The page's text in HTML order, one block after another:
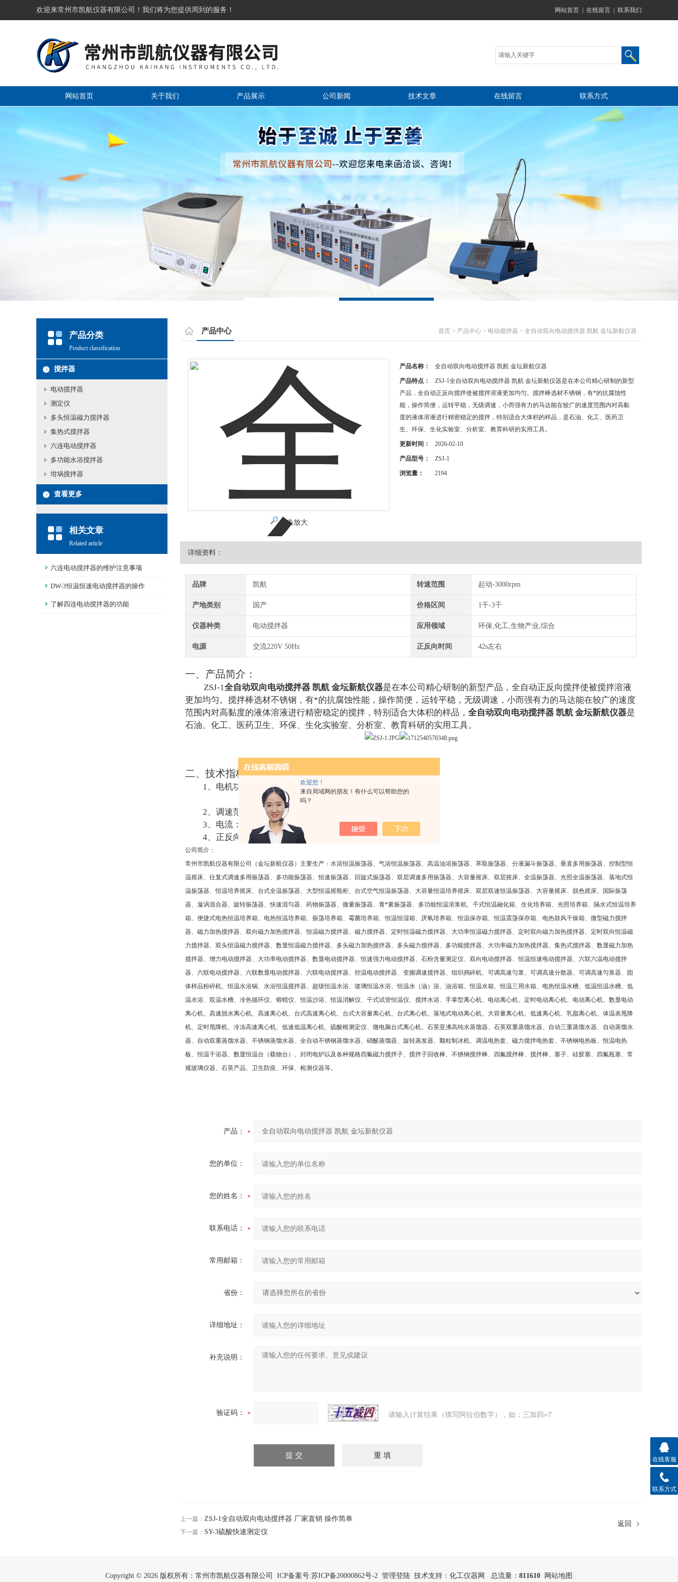
欢迎您！
来自局域网的朋友！有什么可以帮助您的
吗？
欢迎来常州市凯航仪器有限公司！我们将为您提供周到的服务！ 网站首页 在线留言 联系我们
网站首页 关于我们 产品展示 公司新闻 技术文章 在线留言 联系方式
产品中心 首页 > 产品中心 > 电动搅拌器 > 全自动双向电动搅拌器 凯航 金坛新航仪器
点击放大
产品名称： 全自动双向电动搅拌器 凯航 金坛新航仪器
产品特点：
ZSJ-1全自动双向电动搅拌器 凯航 金坛新航仪器是在本公司精心研制的新型
产品，全自动正反向搅拌使被搅拌溶液更加均匀。搅拌棒选材不锈钢，有*的抗腐蚀性
能，操作简便，运转平稳，无级调速，小而强有力的马达能在较广的速度范围内对高黏
度的液体溶液进行精密稳定的搅拌，特别适合大体积的样品，是石油、化工、医药卫
生、环保、生化实验室、分析室、教育科研的实用工具。
更新时间： 2026-02-10
产品型号： ZSJ-1
浏览量： 2194
详细资料：
品牌 凯航 转速范围 起动-3000rpm
产地类别 国产 价格区间 1千-3千
仪器种类 电动搅拌器 应用领域 环保,化工,生物产业,综合
电源 交流220V 50Hz 正反向时间 42s左右
一、产品简介：
ZSJ-1全自动双向电动搅拌器 凯航 金坛新航仪器是在本公司精心研制的新型产品，全自动正反向搅拌使被搅拌溶液
更加均匀。搅拌棒选材不锈钢，有*的抗腐蚀性能，操作简便，运转平稳，无级调速，小而强有力的马达能在较广的速度
范围内对高黏度的液体溶液进行精密稳定的搅拌，特别适合大体积的样品， 全自动双向电动搅拌器 凯航 金坛新航仪器是
石油、化工、医药卫生、环保、生化实验室、分析室、教育科研的实用工具。
二、技术指标：
1、电机功率： 25W 40W 60W 100W
160W
200W 300W
2、调速范围：起动-3000r/min
3、电流：交流 220V 50Hz
4、正反向时间： 42s 左右
公司简介：
常州市凯航仪器有限公司（金坛新航仪器）主要生产：水浴恒温振荡器、气浴恒温振荡器、高温油浴振荡器、萃取振荡器、分液漏斗振荡器、垂直多用振荡器、控制型恒
温摇床、往复式调速多用振荡器、多功能振荡器、恒速振荡器、回旋式振荡器、双层调速多用振荡器、大容量摇床、双层摇床、全温振荡器、光照全温振荡器、落地式恒
温振荡器、恒温培养摇床、台式全温振荡器、大型恒温摇瓶柜、台式空气恒温振荡器、大容量恒温培养摇床、双层双速恒温振荡器、大容量摇床、脱色摇床、国际振荡
器、漩涡混合器、旋转振荡器、快速混匀器、药物振荡器、微量振荡器、青*素振荡器、多功能恒温溶浆机、干式恒温融化箱、生化培养箱、光照培养箱、隔水式恒温培养
箱、便捷式电热恒温培养箱、电热恒温培养箱、振荡培养箱、霉菌培养箱、恒温恒湿箱、厌氧培养箱、恒温保存箱、恒温震荡保存箱、电热鼓风干燥箱、微型磁力搅拌
器、磁力加热搅拌器、双向磁力加热搅拌器、恒温磁力搅拌器、磁力搅拌器、定时恒温磁力搅拌器、大功率恒温磁力搅拌器、定时双向磁力加热搅拌器、定时双向恒温磁
力搅拌器、双头恒温磁力搅拌器、数显恒温磁力搅拌器、多头磁力加热搅拌器、多头磁力搅拌器、多功能搅拌器、大功率磁力加热搅拌器、集热式搅拌器、数显磁力加热
搅拌器、增力电动搅拌器、大功率电动搅拌器、数显电动搅拌器、恒速强力电动搅拌器、石粉含量测定仪、双向电动搅拌器、恒温恒速电动搅拌器、六联六温电动搅拌
器、六联电动搅拌器、六联数显电动搅拌器、六联电动搅拌器、控温电动搅拌器、变频调速搅拌器、组织捣碎机、可调高速匀浆、可调高速分散器、可调高速匀浆器、固
体样品粉碎机、恒温水浴锅、水浴恒温搅拌器、超级恒温水浴、玻璃恒温水浴、恒温水（油）浴、油浴箱、恒温水箱、恒温三用水箱、电热恒温水槽、低温恒温水槽、低
温水浴、双温水槽、冷热循环仪、熔蜡仪、恒温沙浴、恒温消解仪、干式试管恒温仪、搅拌水浴、手掌型离心机、电动离心机、定时电动离心机、电动离心机、数显电动
离心机、高速脱水离心机、高速离心机、台式高速离心机、台式大容量离心机、台式离心机、落地式电动离心机、大容量离心机、低速离心机、乳脂离心机、体温表甩降
机、定时甩降机、冷冻高速离心机、低速低温离心机、硫酸根测定仪、微电脑台式离心机、石英亚沸高纯水蒸馏器、石英双重蒸馏水器、自动三重蒸馏水器、自动蒸馏水
器、自动双重蒸馏水器、不锈钢蒸馏水器、全自动不锈钢蒸馏水器、硝酸蒸馏器、旋转蒸发器、颗粒制冰机、调温电热套、磁力搅拌电热套、不锈钢电热板、恒温电热
板、恒温干浴器、数显恒温台（载物台）、封闭电炉以及各种规格四氟磁力搅拌子、搅拌子回收棒、不锈钢搅拌棒、四氟搅拌棒、搅拌棒、塞子、硅胶塞、四氟瓶塞、常
规玻璃仪器、石英产品、卫生防疫、环保、检测仪器等。
产品：
您的单位：
您的姓名：
联系电话：
常用邮箱：
省份：
详细地址：
补充说明：
验证码： 请输入计算结果（填写阿拉伯数字），如：三加四=7
上一篇： ZSJ-1全自动双向电动搅拌器 厂家直销 操作简单
下一篇： SY-3硫酸快速测定仪
返回
产品分类
Product classification
搅拌器
电动搅拌器
测定仪
多头恒温磁力搅拌器
集热式搅拌器
六连电动搅拌器
多功能水浴搅拌器
坩埚搅拌器
查看更多
相关文章
Related article
六连电动搅拌器的维护注意事项
DW-3恒温恒速电动搅拌器的操作
了解四连电动搅拌器的功能
Copyright © 2026 版权所有：常州市凯航仪器有限公司 ICP备案号:苏ICP备20000862号-2 管理登陆 技术支持： 化工仪器网 总流量： 811610 网站地图
在线客服
联系方式